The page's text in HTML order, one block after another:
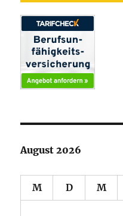
August 2026
M D M